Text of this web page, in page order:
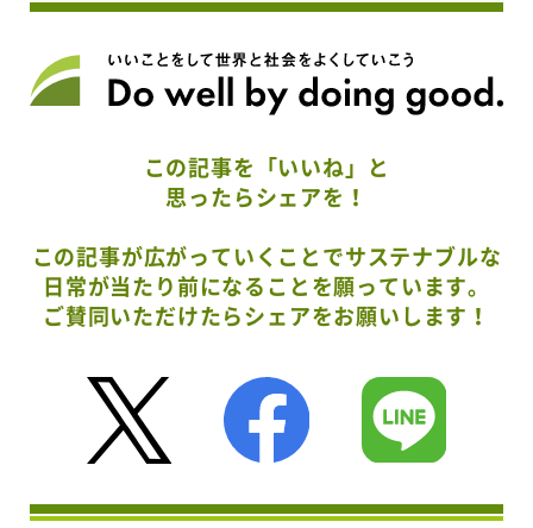
この記事を「いいね」と
思ったらシェアを！
この記事が広がっていくことでサステナブルな
日常が当たり前になることを願っています。
ご賛同いただけたらシェアをお願いします！